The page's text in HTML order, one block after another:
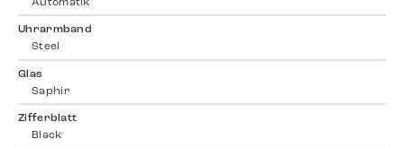
Automatik
Uhrarmband
Steel
Glas
Saphir
Zifferblatt
Black